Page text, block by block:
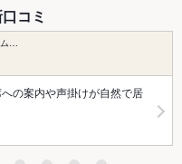
コミ
ム…
の案内や声掛けが自然で居